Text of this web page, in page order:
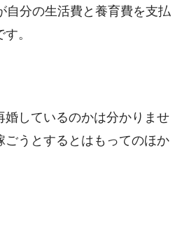
自分の生活費と養育費を支払
。
婚しているのかは分かりませ
ごうとするとはもってのほか